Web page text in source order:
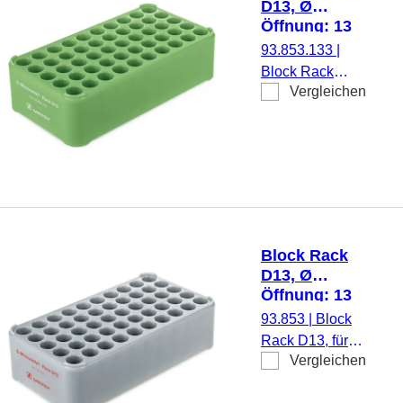
D13, Ø
Öffnung: 13
mm, 5 x 10,
grün
93.853.133
Block Rack
D13, für 50
Vergleichen
Block Rack
D13, Ø
Öffnung: 13
mm, 5 x 10,
grau
93.853
Block
Rack D13, für
50 Monovetten
Vergleichen